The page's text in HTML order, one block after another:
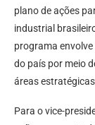
plano de ações
industrial
programa
do país por meio
áreas
Para o vice-